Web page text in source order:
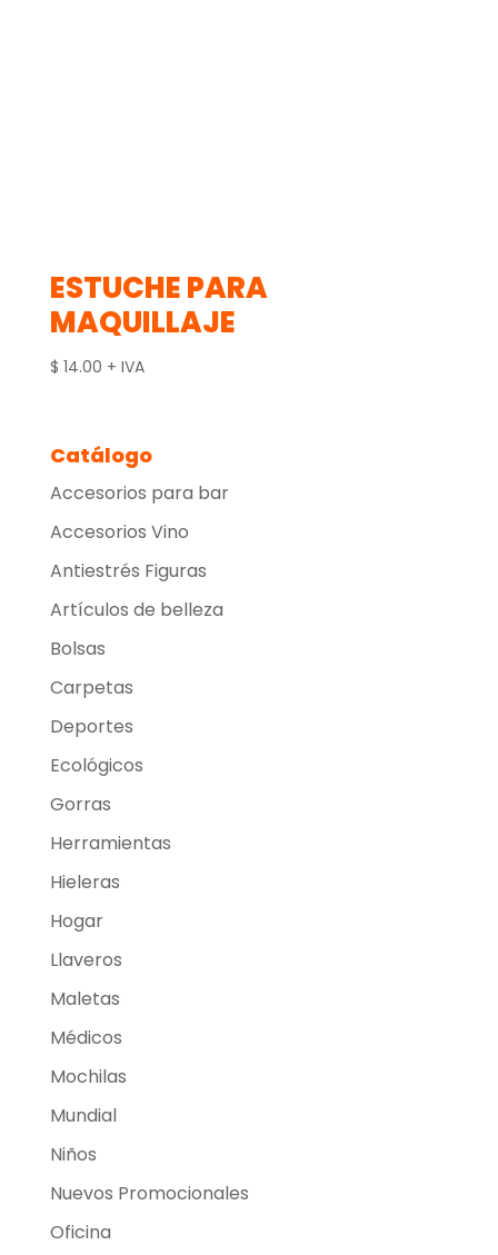
ESTUCHE PARA
MAQUILLAJE
$ 14.00 + IVA
Catálogo
Accesorios para bar
Accesorios Vino
Antiestrés Figuras
Artículos de belleza
Bolsas
Carpetas
Deportes
Ecológicos
Gorras
Herramientas
Hieleras
Hogar
Llaveros
Maletas
Médicos
Mochilas
Mundial
Niños
Nuevos Promocionales
Oficina